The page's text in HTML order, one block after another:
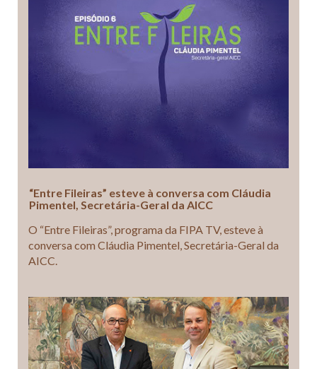
“Entre Fileiras” esteve à conversa com Cláudia
Pimentel, Secretária-Geral da AICC
O “Entre Fileiras”, programa da FIPA TV, esteve à
conversa com Cláudia Pimentel, Secretária-Geral da
AICC.